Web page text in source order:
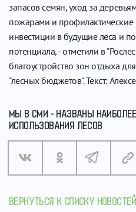
запасов семян, уход за
пожарами и профилактические
инвестиции в будущие леса и
потенциала, - отметили в
благоустройство зон отдыха
"лесных бюджетов". Текст:
МЫ В СМИ - НАЗВАНЫ
ИСПОЛЬЗОВАНИЯ ЛЕСОВ
ВЕРНУТЬСЯ К СПИСКУ НОВОСТЕЙ